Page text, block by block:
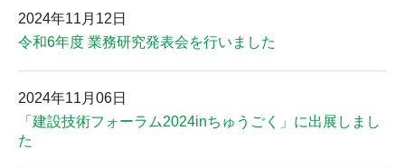
2024年11月12日
令和6年度 業務研究発表会を行いました
2024年11月06日
「建設技術フォーラム2024inちゅうごく」に出展しまし
た